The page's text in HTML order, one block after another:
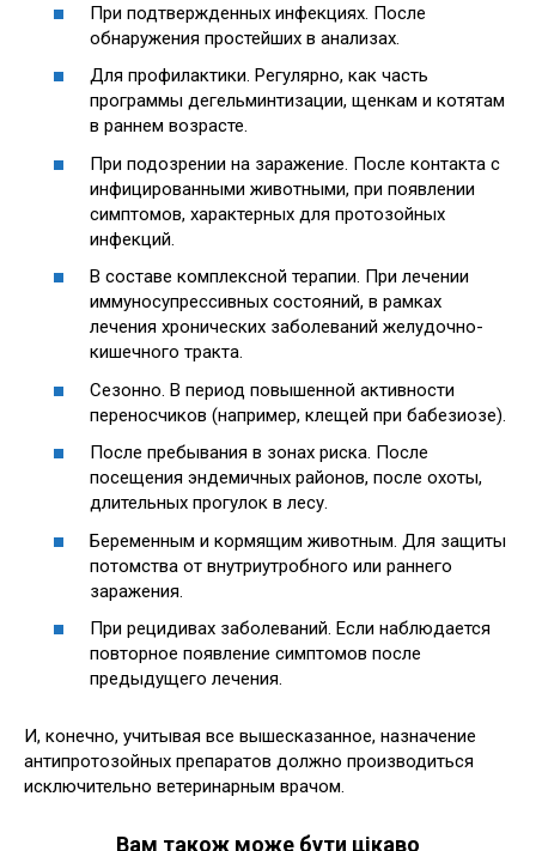
При подтвержденных инфекциях. После
обнаружения простейших в анализах.
Для профилактики. Регулярно, как часть
программы дегельминтизации, щенкам и котятам
в раннем возрасте.
При подозрении на заражение. После контакта с
инфицированными животными, при появлении
симптомов, характерных для протозойных
инфекций.
В составе комплексной терапии. При лечении
иммуносупрессивных состояний, в рамках
лечения хронических заболеваний желудочно-
кишечного тракта.
Сезонно. В период повышенной активности
переносчиков (например, клещей при бабезиозе).
После пребывания в зонах риска. После
посещения эндемичных районов, после охоты,
длительных прогулок в лесу.
Беременным и кормящим животным. Для защиты
потомства от внутриутробного или раннего
заражения.
При рецидивах заболеваний. Если наблюдается
повторное появление симптомов после
предыдущего лечения.
И, конечно, учитывая все вышесказанное, назначение
антипротозойных препаратов должно производиться
исключительно ветеринарным врачом.
Вам також може бути цікаво